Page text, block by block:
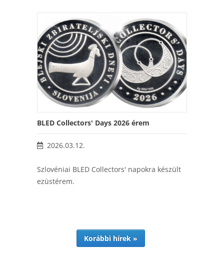
BLED Collectors' Days 2026 érem
2026.03.12.
Szlovéniai BLED Collectors' napokra készült
ezüstérem.
Korábbi hírek »